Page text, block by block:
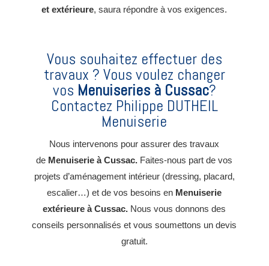
et extérieure, saura répondre à vos exigences.
Vous souhaitez effectuer des
travaux ? Vous voulez changer
vos Menuiseries à Cussac?
Contactez Philippe DUTHEIL
Menuiserie
Nous intervenons pour assurer des travaux
de Menuiserie à Cussac. Faites-nous part de vos
projets d’aménagement intérieur (dressing, placard,
escalier…) et de vos besoins en Menuiserie
extérieure à Cussac. Nous vous donnons des
conseils personnalisés et vous soumettons un devis
gratuit.